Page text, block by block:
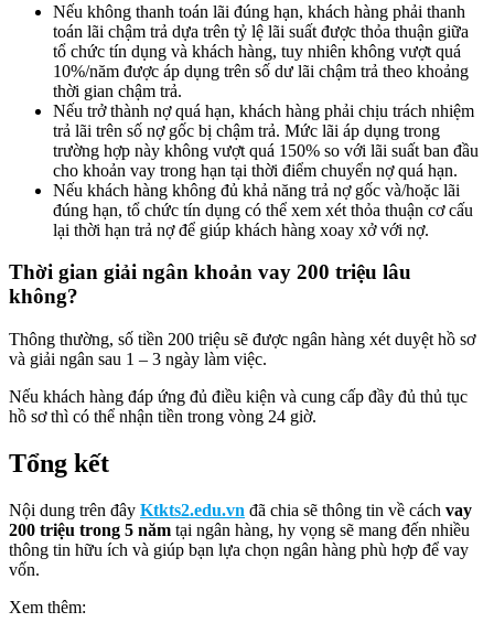
Nếu không thanh toán lãi đúng hạn, khách hàng phải thanh
toán lãi chậm trả dựa trên tỷ lệ lãi suất được thỏa thuận giữa
tổ chức tín dụng và khách hàng, tuy nhiên không vượt quá
10%/năm được áp dụng trên số dư lãi chậm trả theo khoảng
thời gian chậm trả.
Nếu trở thành nợ quá hạn, khách hàng phải chịu trách nhiệm
trả lãi trên số nợ gốc bị chậm trả. Mức lãi áp dụng trong
trường hợp này không vượt quá 150% so với lãi suất ban đầu
cho khoản vay trong hạn tại thời điểm chuyển nợ quá hạn.
Nếu khách hàng không đủ khả năng trả nợ gốc và/hoặc lãi
đúng hạn, tổ chức tín dụng có thể xem xét thỏa thuận cơ cấu
lại thời hạn trả nợ để giúp khách hàng xoay xở với nợ.
Thời gian giải ngân khoản vay 200 triệu lâu
không?
Thông thường, số tiền 200 triệu sẽ được ngân hàng xét duyệt hồ sơ
và giải ngân sau 1 – 3 ngày làm việc.
Nếu khách hàng đáp ứng đủ điều kiện và cung cấp đầy đủ thủ tục
hồ sơ thì có thể nhận tiền trong vòng 24 giờ.
Tổng kết
Nội dung trên đây Ktkts2.edu.vn đã chia sẽ thông tin về cách vay
200 triệu trong 5 năm tại ngân hàng, hy vọng sẽ mang đến nhiều
thông tin hữu ích và giúp bạn lựa chọn ngân hàng phù hợp để vay
vốn.
Xem thêm: